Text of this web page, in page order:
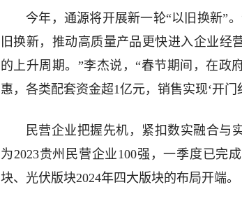
今年，通源将开展新一轮“以旧换新”
旧换新，推动高质量产品更快进入企业经
的上升周期。”李杰说，“春节期间，在政
惠，各类配套资金超1亿元，销售实现‘开门
民营企业把握先机，紧扣数实融合与
为2023贵州民营企业100强，一季度已完
块、光伏版块2024年四大版块的布局开端。